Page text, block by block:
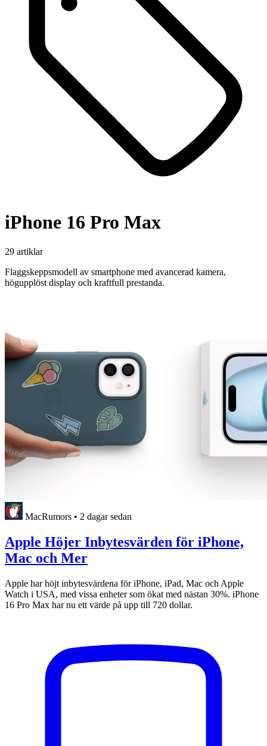
iPhone 16 Pro Max
29 artiklar
Flaggskeppsmodell av smartphone med avancerad kamera,
högupplöst display och kraftfull prestanda.
MacRumors • 2 dagar sedan
Apple Höjer Inbytesvärden för iPhone,
Mac och Mer
Apple har höjt inbytesvärdena för iPhone, iPad, Mac och Apple
Watch i USA, med vissa enheter som ökat med nästan 30%. iPhone
16 Pro Max har nu ett värde på upp till 720 dollar.